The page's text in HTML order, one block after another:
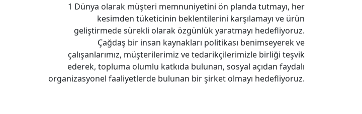
1 Dünya olarak müşteri memnuniyetini ön planda tutmayı, her
kesimden tüketicinin beklentilerini karşılamayı ve ürün
geliştirmede sürekli olarak özgünlük yaratmayı hedefliyoruz.
Çağdaş bir insan kaynakları politikası benimseyerek ve
çalışanlarımız, müşterilerimiz ve tedarikçilerimizle birliği teşvik
ederek, topluma olumlu katkıda bulunan, sosyal açıdan faydalı
organizasyonel faaliyetlerde bulunan bir şirket olmayı hedefliyoruz.